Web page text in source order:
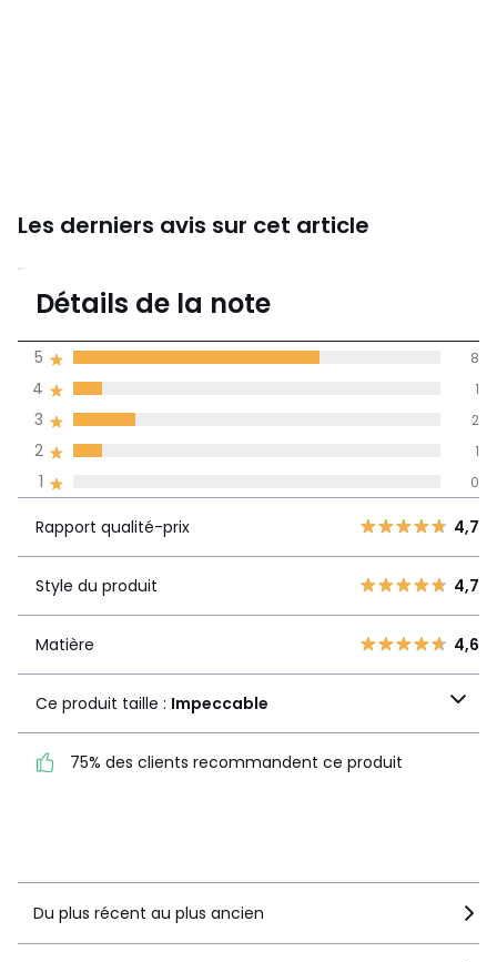
Les derniers avis sur cet article
4,3
moyenne des avis
dans toutes les
1 0
2
3 2
4
5 4,7
4,7
4,6
Impeccable
75% des clients
Détails de la note
1 0
2 1
3 2
4 1
5 8
Rapport qualité-prix 4,7
Style du produit 4,7
Matière 4,6
Ce produit taille : Impeccable
75% des clients recommandent ce produit
Du plus récent au plus ancien